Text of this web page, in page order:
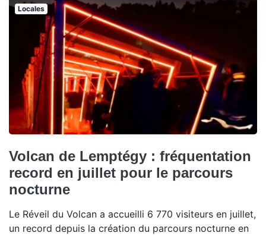
Locales
Volcan de Lemptégy : fréquentation
record en juillet pour le parcours
nocturne
Le Réveil du Volcan a accueilli 6 770 visiteurs en juillet,
un record depuis la création du parcours nocturne en